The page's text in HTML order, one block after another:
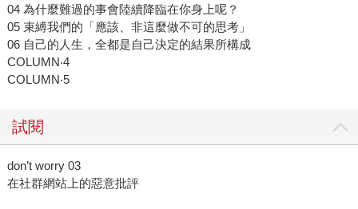
04 為什麼難過的事會陸續降臨在你身上呢？
05 束縛我們的「應該、非這麼做不可的思考」
06 自己的人生，全都是自己決定的結果所構成
COLUMN‧4
COLUMN‧5
試閱
don’t worry 03
在社群網站上的惡意批評